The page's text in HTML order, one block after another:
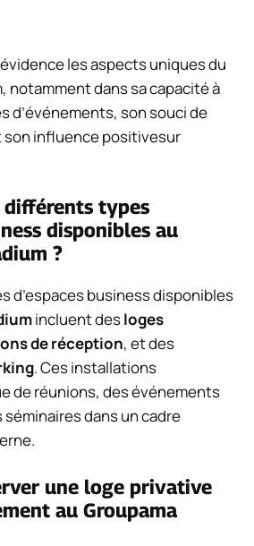
les aspects uniques du
notamment dans sa capacité à
d’événements, son souci de
son influence positivesur
différents types
disponibles au
?
d’espaces business disponibles
incluent desloges
de réception, et des
. Ces installations
de réunions, des événements
dans un cadre
une loge privative
au Groupama